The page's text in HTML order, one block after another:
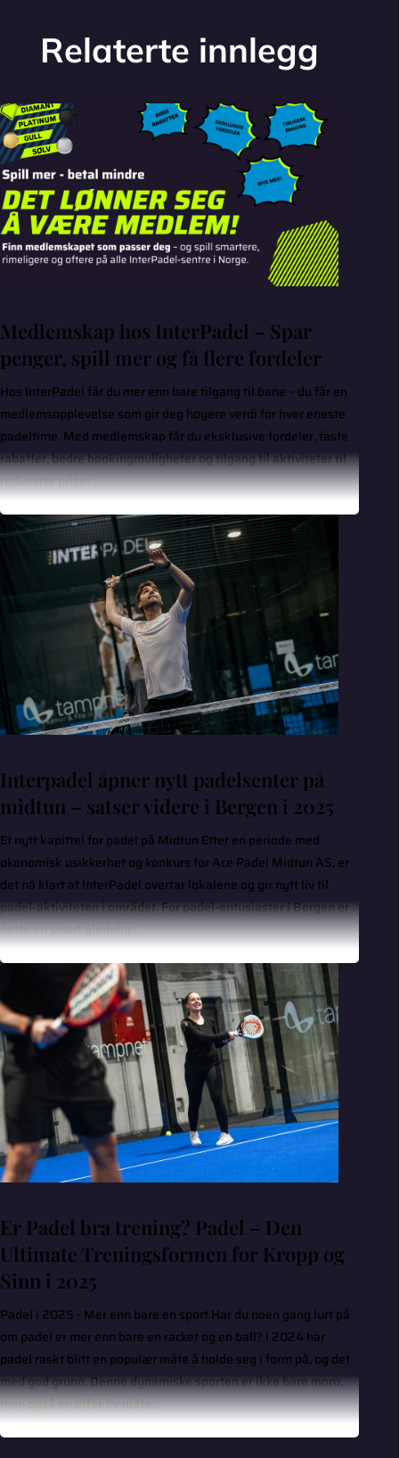
Relaterte innlegg
Medlemskap hos InterPadel – Spar
penger, spill mer og få flere fordeler
Hos InterPadel får du mer enn bare tilgang til bane – du får en
medlemsopplevelse som gir deg høyere verdi for hver eneste
padeltime. Med medlemskap får du eksklusive fordeler, faste
rabatter, bedre bookingmuligheter og tilgang til aktiviteter til
reduserte priser...
Interpadel åpner nytt padelsenter på
midtun – satser videre i Bergen i 2025
Et nytt kapittel for padel på Midtun Etter en periode med
økonomisk usikkerhet og konkurs for Ace Padel Midtun AS, er
det nå klart at InterPadel overtar lokalene og gir nytt liv til
padel-aktiviteten i området. For padel-entusiaster i Bergen er
dette en svært gledelig...
Er Padel bra trening? Padel – Den
Ultimate Treningsformen for Kropp og
Sinn i 2025
Padel i 2025 - Mer enn bare en sport Har du noen gang lurt på
om padel er mer enn bare en racket og en ball? I 2024 har
padel raskt blitt en populær måte å holde seg i form på, og det
med god grunn. Denne dynamiske sporten er ikke bare moro,
men også en effektiv måte...